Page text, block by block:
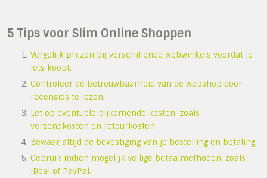
5 Tips voor Slim Online Shoppen
Vergelijk prijzen bij verschillende webwinkels voordat je
iets koopt.
Controleer de betrouwbaarheid van de webshop door
recensies te lezen.
Let op eventuele bijkomende kosten, zoals
verzendkosten en retourkosten.
Bewaar altijd de bevestiging van je bestelling en betaling.
Gebruik indien mogelijk veilige betaalmethoden, zoals
iDeal of PayPal.